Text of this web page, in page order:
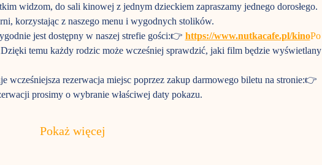
widzom, do sali kinowej z jednym dzieckiem zapraszamy jednego dorosłego.
korzystając z naszego menu i wygodnych stolików.
jest dostępny w naszej strefie gości:👉 https://www.nutkacafe.pl/kinoPo
temu każdy rodzic może wcześniej sprawdzić, jaki film będzie wyświetlany
wcześniejsza rezerwacja miejsc poprzez zakup darmowego biletu na stronie:👉
prosimy o wybranie właściwej daty pokazu.
Pokaż więcej